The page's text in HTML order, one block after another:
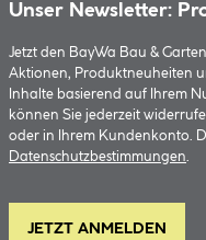
Unser Newsletter:
Jetzt den BayWa Bau &
Aktionen, Produktneuheiten
Inhalte basierend auf Ihrem
können Sie jederzeit
oder in Ihrem Kundenkonto.
Datenschutzbestimmungen.
JETZT ANMELDEN